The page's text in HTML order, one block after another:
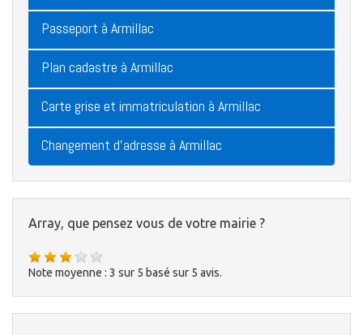
Passeport à Armillac
Plan cadastre à Armillac
Carte grise et immatriculation à Armillac
Changement d'adresse à Armillac
Array, que pensez vous de votre mairie ?
Note moyenne : 3 sur 5 basé sur 5 avis.